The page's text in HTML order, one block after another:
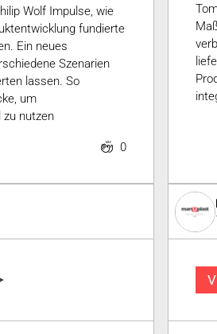
Wolf Impulse, wie
fundierte
Ein neues
Szenarien
lassen. So
um
zu nutzen
0